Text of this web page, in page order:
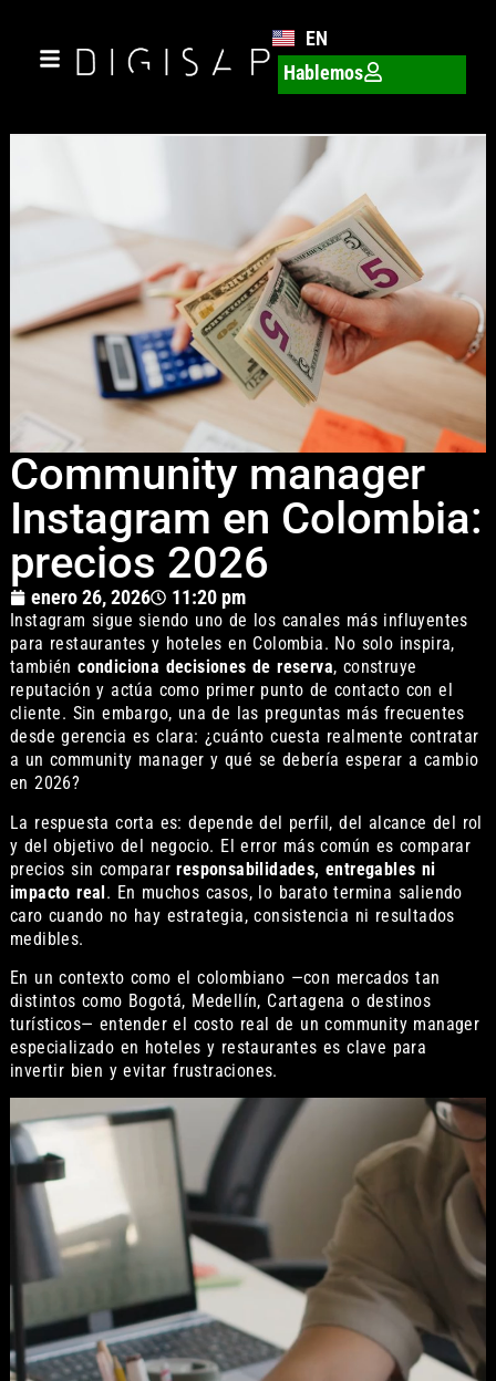
EN
Hablemos
Community manager
Instagram en Colombia:
precios 2026
enero 26, 2026 11:20 pm
Instagram sigue siendo uno de los canales más influyentes
para restaurantes y hoteles en Colombia. No solo inspira,
tambiéncondiciona decisiones de reserva, construye
reputación y actúa como primer punto de contacto con el
cliente. Sin embargo, una de las preguntas más frecuentes
desde gerencia es clara: ¿cuánto cuesta realmente contratar
a un community manager y qué se debería esperar a cambio
en 2026?
La respuesta corta es: depende del perfil, del alcance del rol
y del objetivo del negocio. El error más común es comparar
precios sin compararresponsabilidades, entregables ni
impacto real. En muchos casos, lo barato termina saliendo
caro cuando no hay estrategia, consistencia ni resultados
medibles.
En un contexto como el colombiano —con mercados tan
distintos como Bogotá, Medellín, Cartagena o destinos
turísticos— entender el costo real de un community manager
especializado en hoteles y restaurantes es clave para
invertir bien y evitar frustraciones.